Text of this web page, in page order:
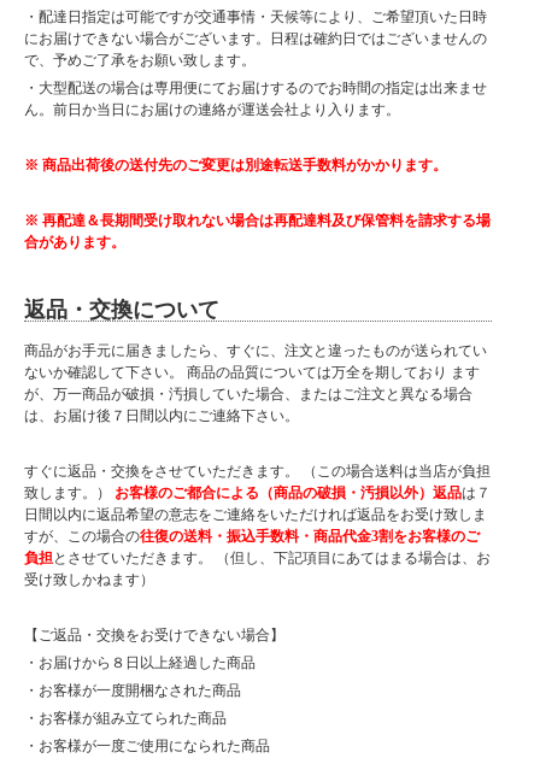
・配達日指定は可能ですが交通事情・天候等により、ご希望頂いた日時
にお届けできない場合がございます。日程は確約日ではございませんの
で、予めご了承をお願い致します。
・大型配送の場合は専用便にてお届けするのでお時間の指定は出来ませ
ん。前日か当日にお届けの連絡が運送会社より入ります。
※ 商品出荷後の送付先のご変更は別途転送手数料がかかります。
※ 再配達＆長期間受け取れない場合は再配達料及び保管料を請求する場
合があります。
返品・交換について
商品がお手元に届きましたら、すぐに、注文と違ったものが送られてい
ないか確認して下さい。 商品の品質については万全を期しており ます
が、万一商品が破損・汚損していた場合、またはご注文と異なる場合
は、お届け後７日間以内にご連絡下さい。
すぐに返品・交換をさせていただきます。 （この場合送料は当店が負担
致します。） お客様のご都合による（商品の破損・汚損以外）返品は７
日間以内に返品希望の意志をご連絡をいただければ返品をお受け致しま
すが、この場合の往復の送料・振込手数料・商品代金3割をお客様のご
負担とさせていただきます。 （但し、下記項目にあてはまる場合は、お
受け致しかねます）
【ご返品・交換をお受けできない場合】
・お届けから８日以上経過した商品
・お客様が一度開梱なされた商品
・お客様が組み立てられた商品
・お客様が一度ご使用になられた商品